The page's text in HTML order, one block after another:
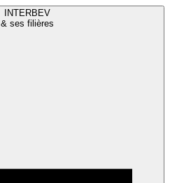
INTERBEV
& ses filières